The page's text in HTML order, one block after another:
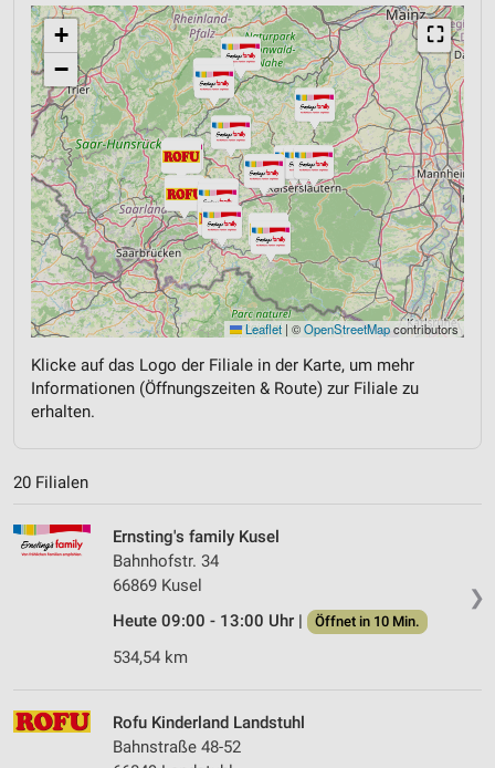
⛶
+
−
Leaflet | ©OpenStreetMapcontributors
Klicke auf das Logo der Filiale in der Karte, um mehr
Informationen (Öffnungszeiten & Route) zur Filiale zu
erhalten.
20 Filialen
❯
Ernsting's family Kusel
Bahnhofstr. 34
66869 Kusel
Heute 09:00 - 13:00 Uhr |
Öffnet in 10 Min.
534,54 km
Rofu Kinderland Landstuhl
Bahnstraße 48-52